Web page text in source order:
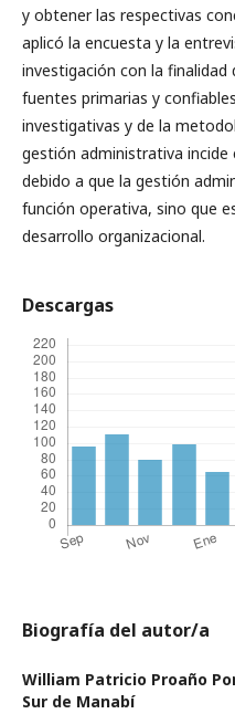
y obtener las respectivas
aplicó la encuesta y la
investigación con la
fuentes primarias y
investigativas y de la
gestión administrativa incide
debido a que la gestión
función operativa, sino que
desarrollo organizacional.
Descargas
Biografía del autor/a
William Patricio Proaño
Sur de Manabí